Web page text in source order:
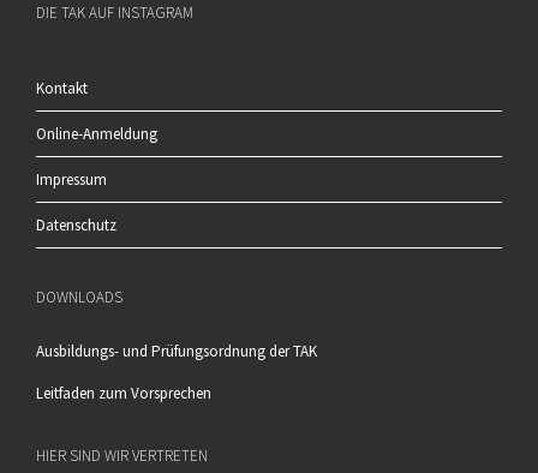
DIE TAK AUF INSTAGRAM
Kontakt
Online-Anmeldung
Impressum
Datenschutz
DOWNLOADS
Ausbildungs- und Prüfungsordnung der TAK
Leitfaden zum Vorsprechen
HIER SIND WIR VERTRETEN